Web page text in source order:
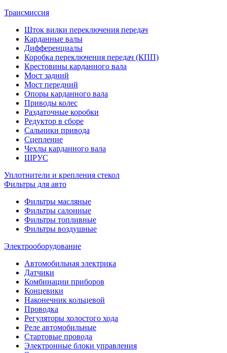
Трансмиссия
Шток вилки переключения передач
Карданные валы
Дифференциалы
Коробка переключения передач (КПП)
Крестовины карданного вала
Мост задний
Мост передний
Опоры карданного вала
Приводы колес
Раздаточные коробки
Редуктор в сборе
Сальники привода
Сцепление
Чехлы карданного вала
ШРУС
Уплотнители и крепления стекол
Фильтры для авто
Фильтры масляные
Фильтры салонные
Фильтры топливные
Фильтры воздушные
Электрооборудование
Автомобильная электрика
Датчики
Комбинации приборов
Концевики
Наконечник кольцевой
Проводка
Регуляторы холостого хода
Реле автомобильные
Стартовые провода
Электронные блоки управления